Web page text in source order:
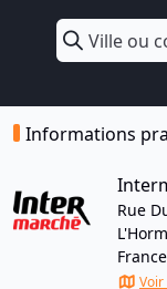
Informations
Rue
France